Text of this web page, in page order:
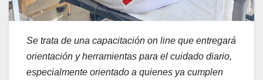
Se trata de una capacitación on line que entregará
orientación y herramientas para el cuidado diario,
especialmente orientado a quienes ya cumplen